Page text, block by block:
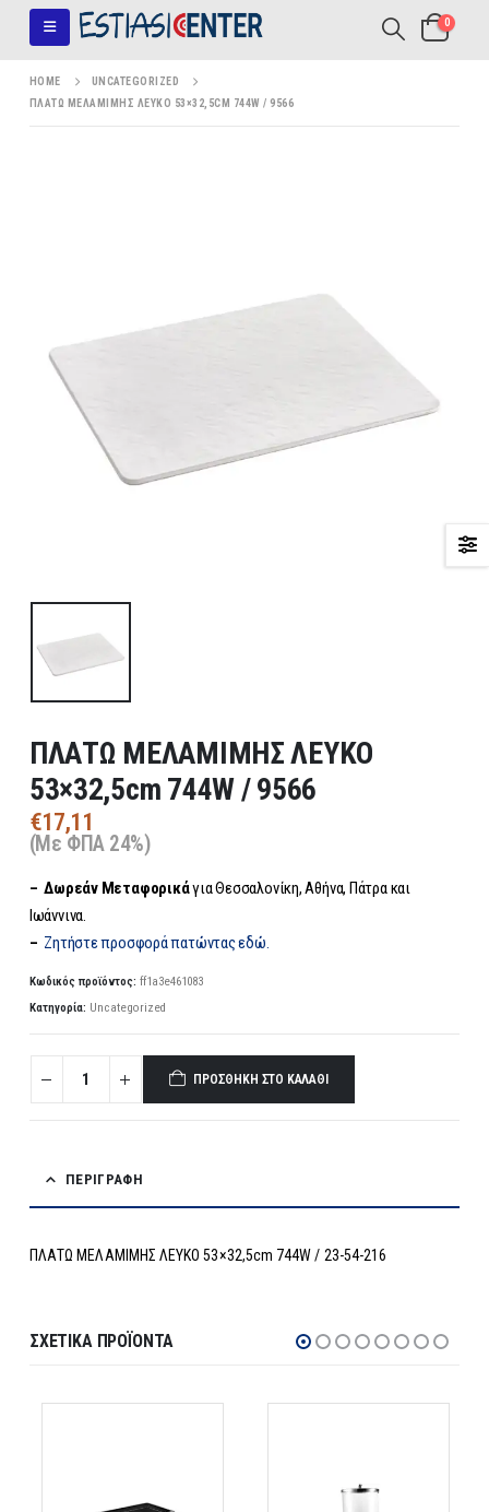
0
HOME
UNCATEGORIZED
ΠΛΑΤΩ ΜΕΛΑΜΙΜΗΣ ΛΕΥΚΟ 53×32,5CM 744W / 9566
ΠΛΑΤΩ ΜΕΛΑΜΙΜΗΣ ΛΕΥΚΟ
53×32,5cm 744W / 9566
€17,11
(Με ΦΠΑ 24%)
– Δωρεάν Μεταφορικάγια Θεσσαλονίκη, Αθήνα, Πάτρα και
Ιωάννινα.
– Ζητήστε προσφορά πατώντας εδώ.
Κωδικός προϊόντος: ff1a3e461083
Κατηγορία: Uncategorized
ΠΡΟΣΘΉΚΗ ΣΤΟ ΚΑΛΆΘΙ
ΠΕΡΙΓΡΑΦΉ
ΠΛΑΤΩ ΜΕΛΑΜΙΜΗΣ ΛΕΥΚΟ 53×32,5cm 744W / 23-54-216
ΣΧΕΤΙΚΆ ΠΡΟΪΌΝΤΑ